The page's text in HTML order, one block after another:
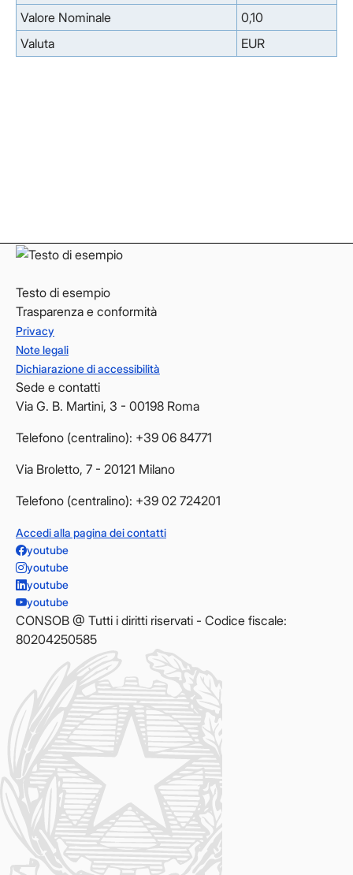
Valore Nominale
0,10
Valuta
EUR
Testo di esempio
Trasparenza e conformità
Privacy
Note legali
Dichiarazione di accessibilità
Sede e contatti
Via G. B. Martini, 3 - 00198 Roma
Telefono (centralino): +39 06 84771
Via Broletto, 7 - 20121 Milano
Telefono (centralino): +39 02 724201
Accedi alla pagina dei contatti
youtube
youtube
youtube
youtube
CONSOB @ Tutti i diritti riservati - Codice fiscale:
80204250585